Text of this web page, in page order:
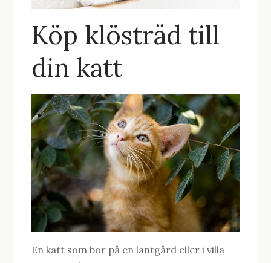
Köp klösträd till
din katt
En katt som bor på en lantgård eller i villa